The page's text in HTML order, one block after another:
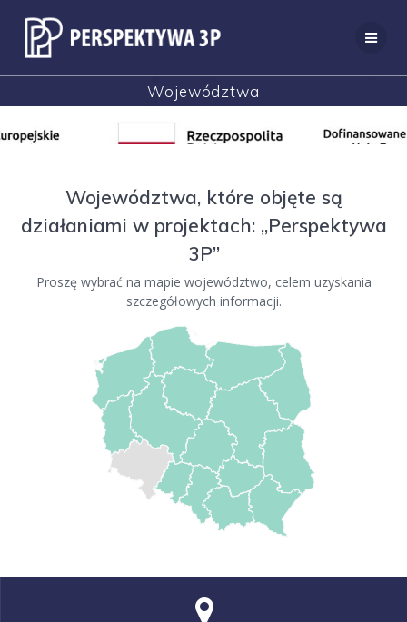
do
treści
Województwa
Województwa, które objęte są
działaniami w projektach: „Perspektywa
3P”
Proszę wybrać na mapie województwo, celem uzyskania
szczegółowych informacji.